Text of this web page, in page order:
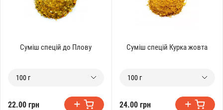
Суміш спецій до Плову
100 г
22.00 грн
Суміш спецій Курка жовта
100 г
24.00 грн